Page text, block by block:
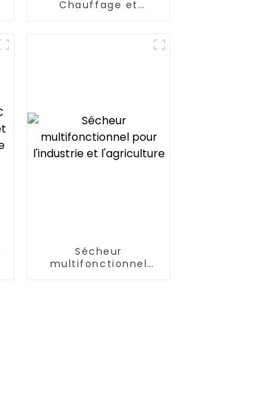
Chauffage et
Sécheur
multifonctionnel